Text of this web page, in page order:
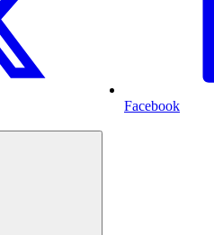
Facebook